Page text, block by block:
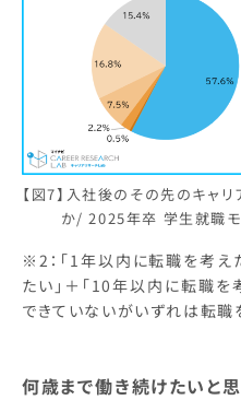
【図7】入社後のその先のキャ
か/ 2025年卒 学生就職
※2：「1年以内に転職を考え
たい」＋「10年以内に転職を
できていないがいずれは転職
何歳まで働き続けたいと